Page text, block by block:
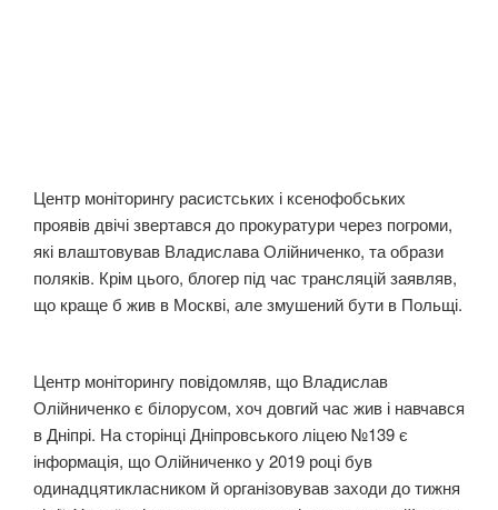
Центр моніторингу расистських і ксенофобських
проявів двічі звертався до прокуратури через погроми,
які влаштовував Владислава Олійниченко, та образи
поляків. Крім цього, блогер під час трансляцій заявляв,
що краще б жив в Москві, але змушений бути в Польщі.
Центр моніторингу повідомляв, що Владислав
Олійниченко є білорусом, хоч довгий час жив і навчався
в Дніпрі. На сторінці Дніпровського ліцею №139 є
інформація, що Олійниченко у 2019 році був
одинадцятикласником й організовував заходи до тижня